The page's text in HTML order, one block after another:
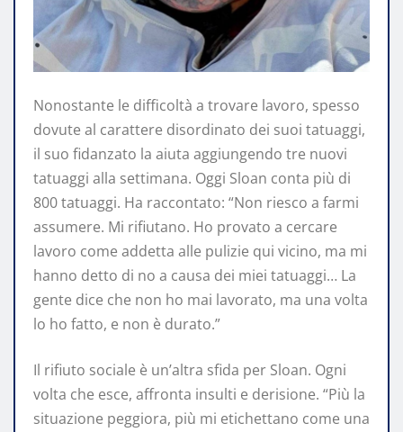
Nonostante le difficoltà a trovare lavoro, spesso
dovute al carattere disordinato dei suoi tatuaggi,
il suo fidanzato la aiuta aggiungendo tre nuovi
tatuaggi alla settimana. Oggi Sloan conta più di
800 tatuaggi. Ha raccontato: “Non riesco a farmi
assumere. Mi rifiutano. Ho provato a cercare
lavoro come addetta alle pulizie qui vicino, ma mi
hanno detto di no a causa dei miei tatuaggi… La
gente dice che non ho mai lavorato, ma una volta
lo ho fatto, e non è durato.”
Il rifiuto sociale è un’altra sfida per Sloan. Ogni
volta che esce, affronta insulti e derisione. “Più la
situazione peggiora, più mi etichettano come una